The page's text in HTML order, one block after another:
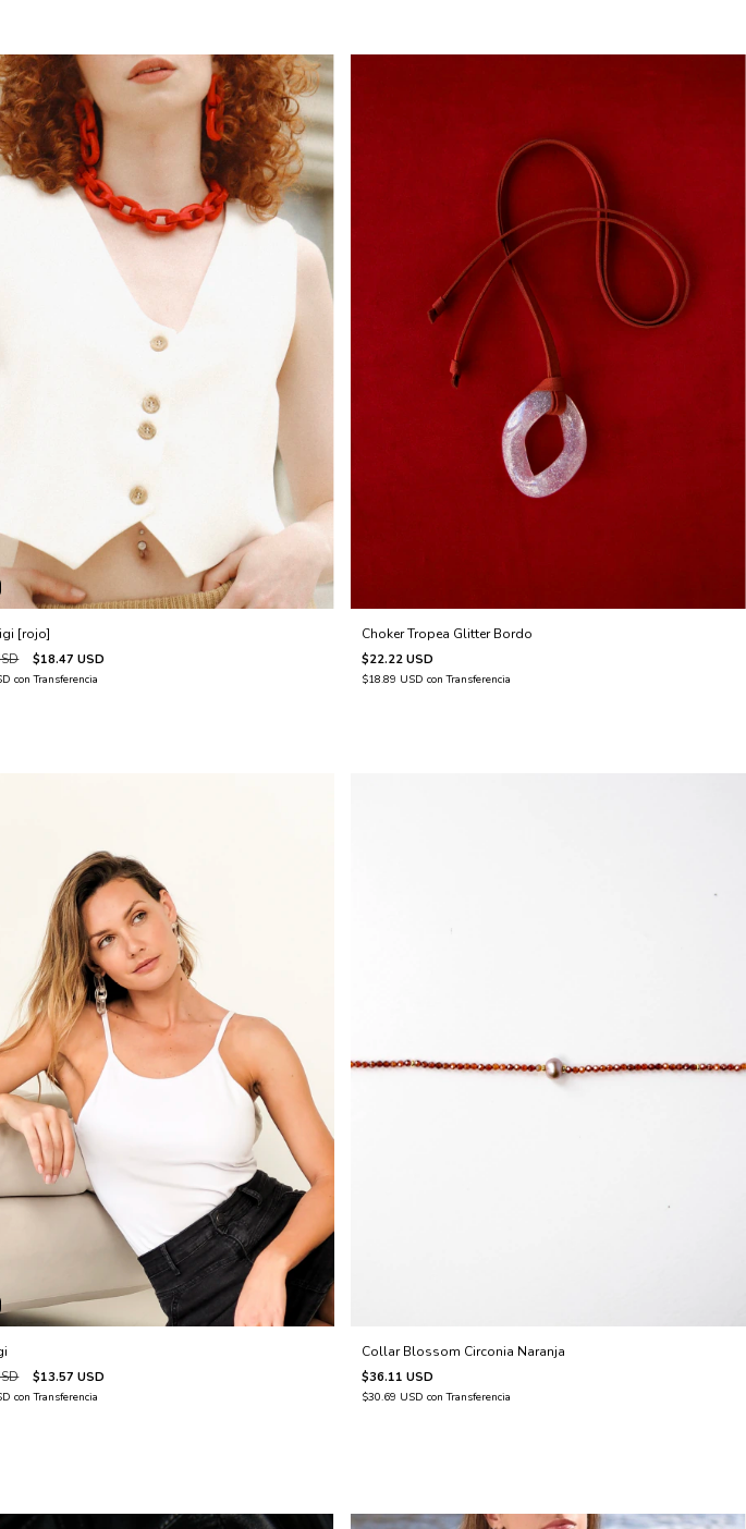
[rojo]
$18.47 USD
con Transferencia
Choker Tropea Glitter Bordo
$22.22 USD
$18.89 USD con Transferencia
$13.57 USD
con Transferencia
Collar Blossom Circonia Naranja
$36.11 USD
$30.69 USD con Transferencia